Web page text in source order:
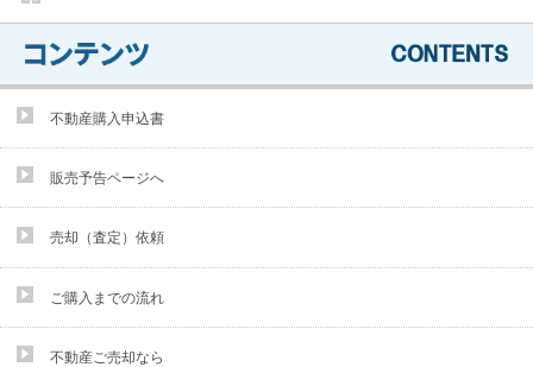
不動産購入申込書
販売予告ページへ
売却（査定）依頼
ご購入までの流れ
不動産ご売却なら